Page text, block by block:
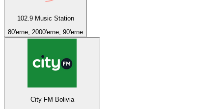
102.9 Music Station
80'erne, 2000'erne, 90'erne
City FM Bolivia